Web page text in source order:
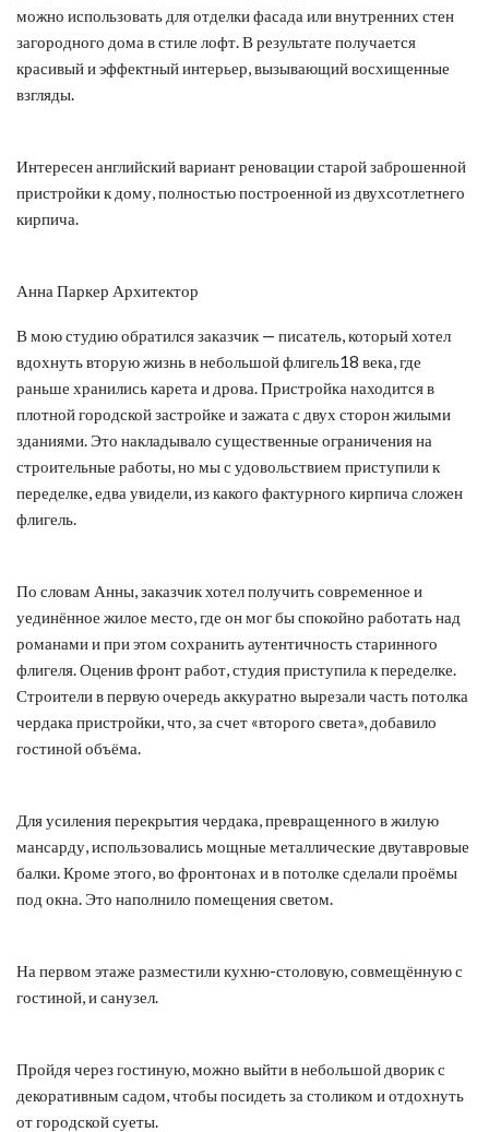
можно использовать для отделки фасада или внутренних стен
загородного дома в стиле лофт. В результате получается
красивый и эффектный интерьер, вызывающий восхищенные
взгляды.
Интересен английский вариант реновации старой заброшенной
пристройки к дому, полностью построенной из двухсотлетнего
кирпича.
Анна Паркер Архитектор
В мою студию обратился заказчик — писатель, который хотел
вдохнуть вторую жизнь в небольшой флигель18 века, где
раньше хранились карета и дрова. Пристройка находится в
плотной городской застройке и зажата с двух сторон жилыми
зданиями. Это накладывало существенные ограничения на
строительные работы, но мы с удовольствием приступили к
переделке, едва увидели, из какого фактурного кирпича сложен
флигель.
По словам Анны, заказчик хотел получить современное и
уединённое жилое место, где он мог бы спокойно работать над
романами и при этом сохранить аутентичность старинного
флигеля. Оценив фронт работ, студия приступила к переделке.
Строители в первую очередь аккуратно вырезали часть потолка
чердака пристройки, что, за счет «второго света», добавило
гостиной объёма.
Для усиления перекрытия чердака, превращенного в жилую
мансарду, использовались мощные металлические двутавровые
балки. Кроме этого, во фронтонах и в потолке сделали проёмы
под окна. Это наполнило помещения светом.
На первом этаже разместили кухню-столовую, совмещённую с
гостиной, и санузел.
Пройдя через гостиную, можно выйти в небольшой дворик с
декоративным садом, чтобы посидеть за столиком и отдохнуть
от городской суеты.